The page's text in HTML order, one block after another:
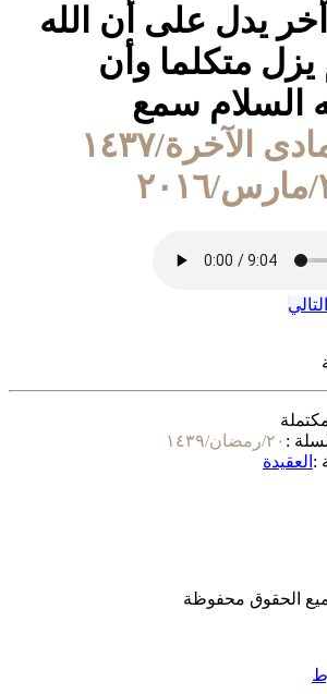
أخر يدل على أن الله
متكلما وأن
السلام سمع
٢٢/جمادى الآخرة/١٤٣٧
: ٢٠/رمضان/١٤٣٩
: العقيدة
الحقوق محفوظة